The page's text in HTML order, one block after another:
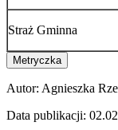
Straż Gminna
Metryczka
Autor: Agnieszka
Data publikacji: